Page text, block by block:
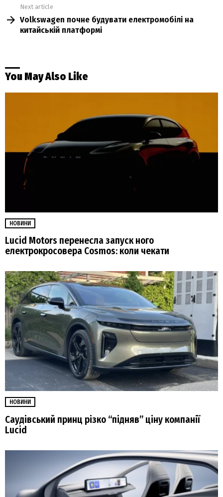
Next article
Volkswagen почне будувати електромобілі на
китайській платформі
You May Also Like
НОВИНИ
Lucid Motors перенесла запуск ного
електрокросовера Cosmos: коли чекати
НОВИНИ
Саудівський принц різко “підняв” ціну компанії
Lucid